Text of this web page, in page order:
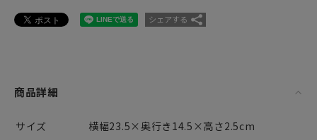
シェアする
商品詳細
サイズ
横幅23.5×奥行き14.5×高さ2.5cm